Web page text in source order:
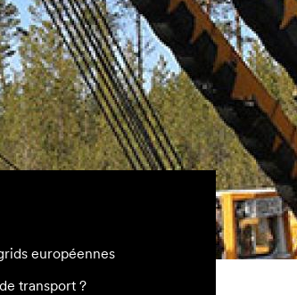
européennes
transport ?